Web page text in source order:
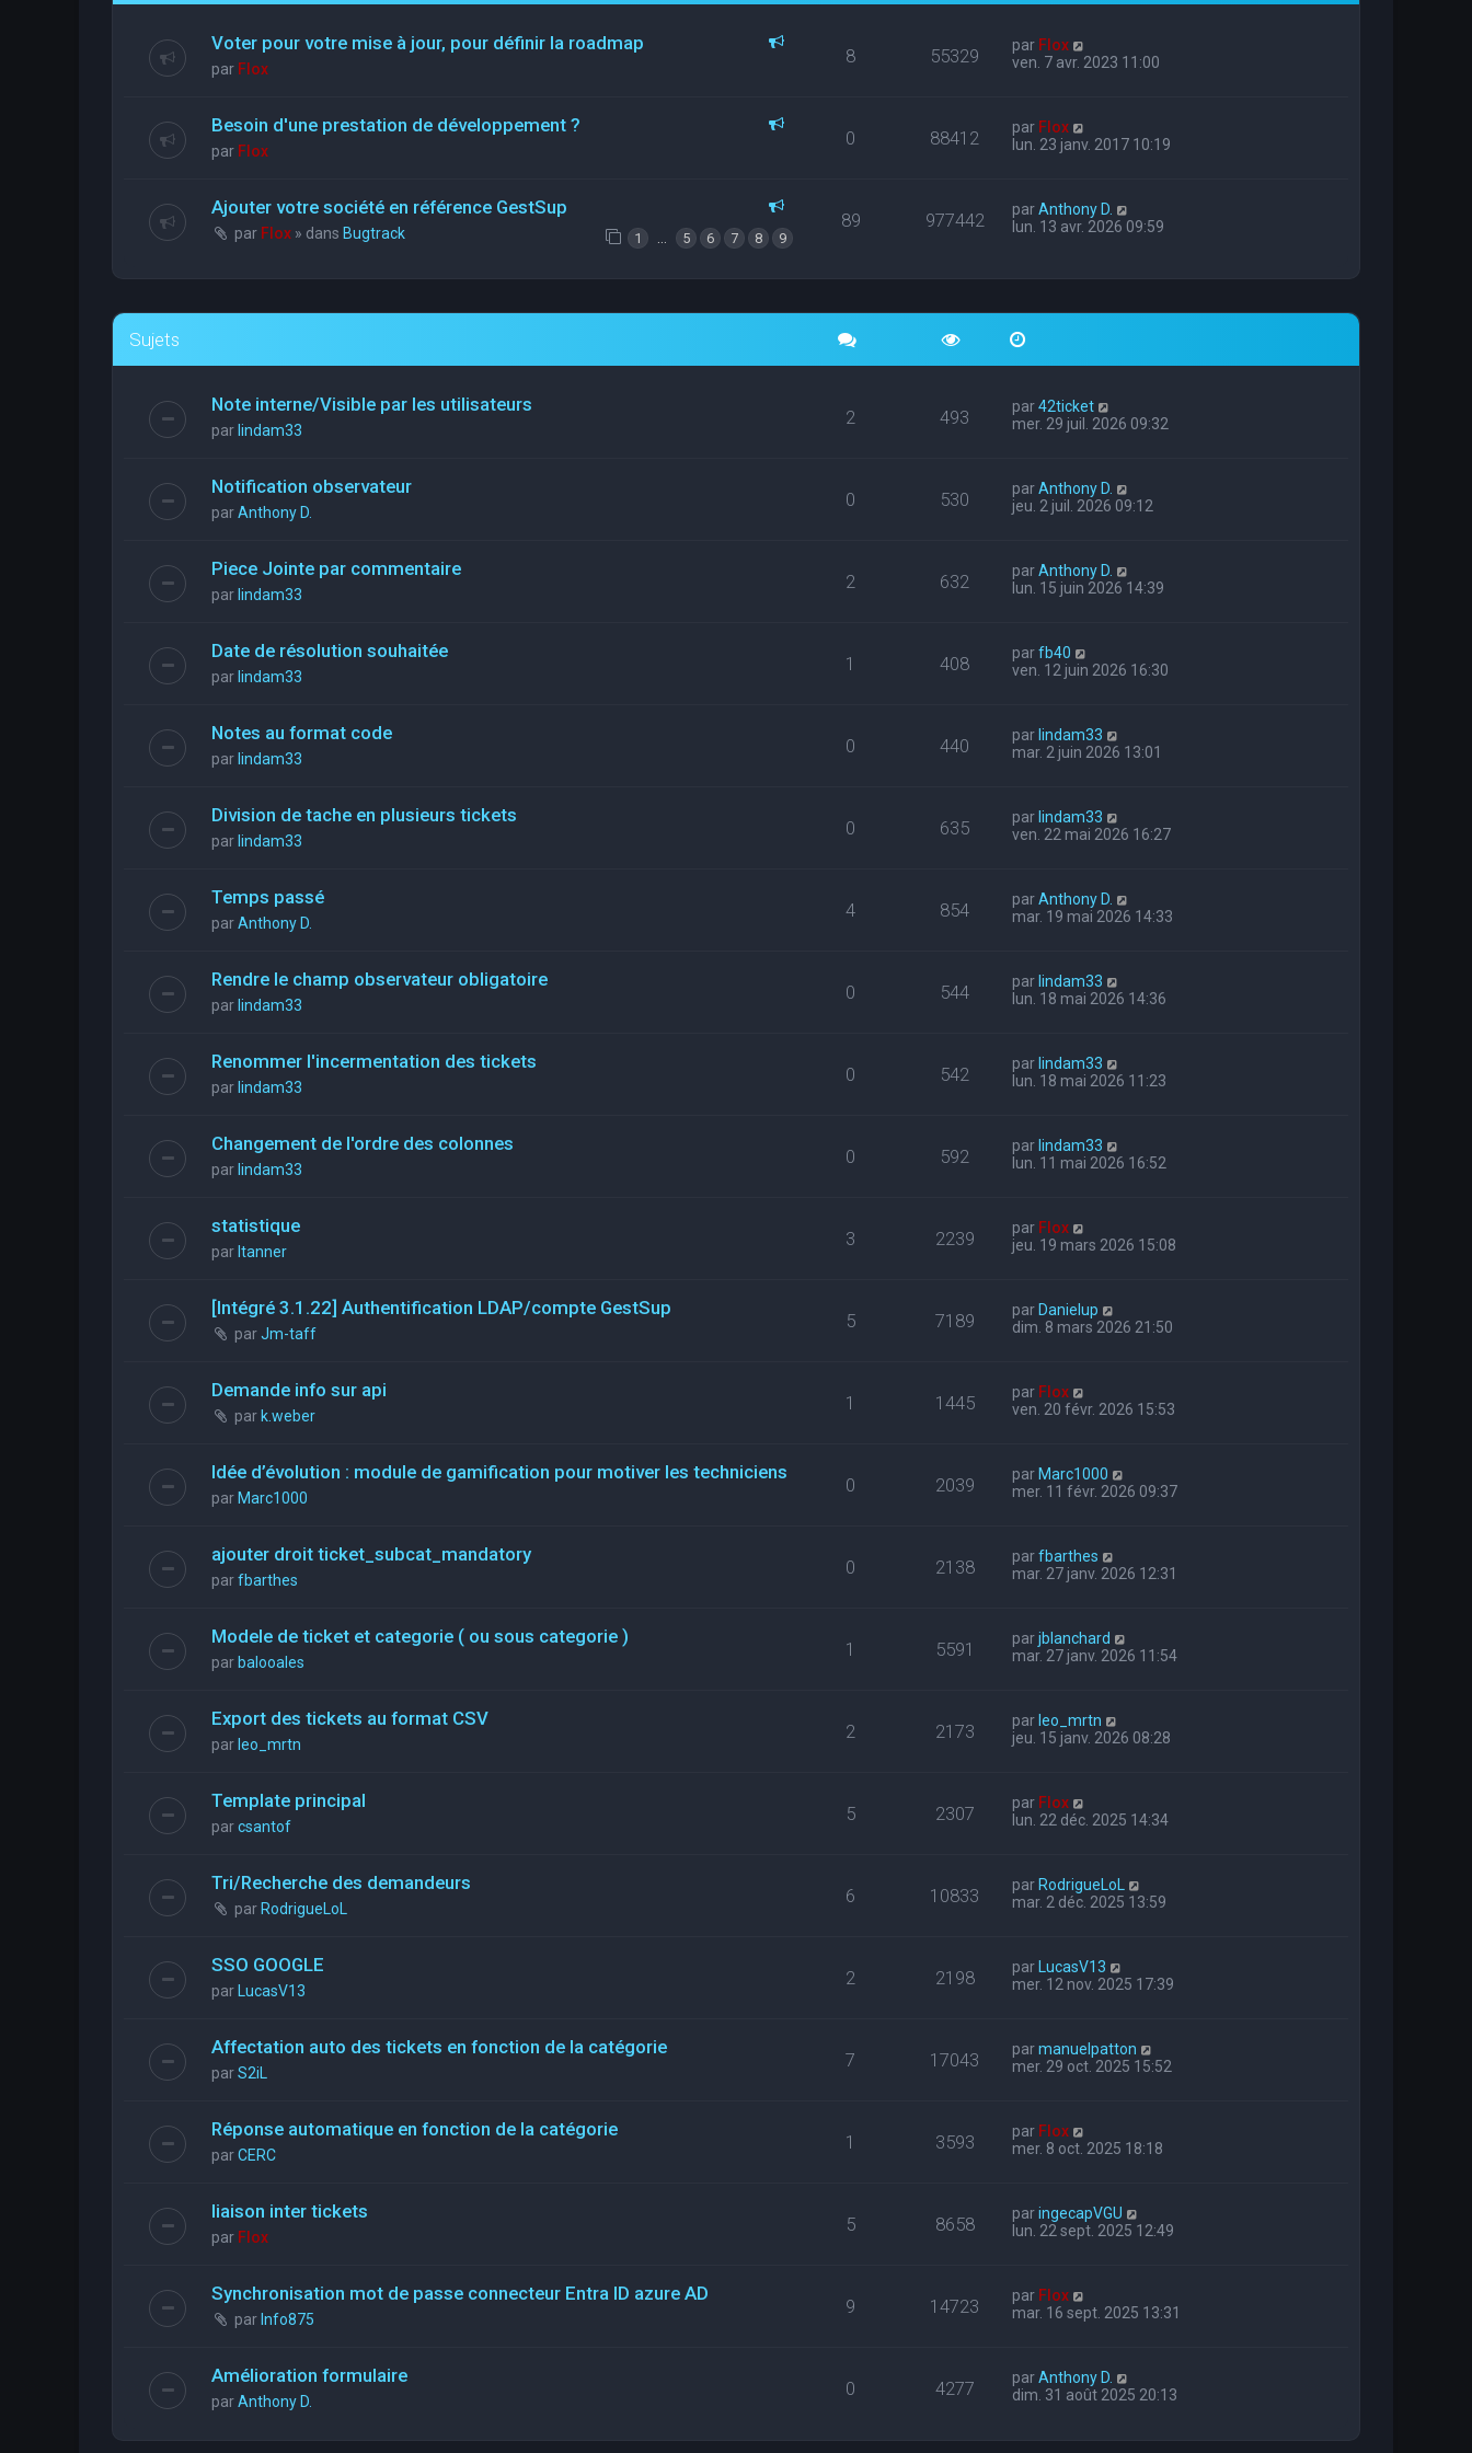
Voter pour votre mise à jour, pour définir la roadmap
par Flox
8 55329 par Flox
ven. 7 avr. 2023 11:00
Besoin d'une prestation de développement ?
par Flox
0 88412 par Flox
lun. 23 janv. 2017 10:19
Ajouter votre société en référence GestSup
par Flox » dans Bugtrack 1 5 6 7 8 9
89 977442 parAnthony D.
lun. 13 avr. 2026 09:59
Sujets
Note interne/Visible par les utilisateurs
par lindam33
2 493 par42ticket
mer. 29 juil. 2026 09:32
Notification observateur
parAnthony D.
0 530 parAnthony D.
jeu. 2 juil. 2026 09:12
Piece Jointe par commentaire
par lindam33
2 632 parAnthony D.
lun. 15 juin 2026 14:39
Date de résolution souhaitée
par lindam33
1 408 parfb40
ven. 12 juin 2026 16:30
Notes au format code
par lindam33
0 440 par lindam33
mar. 2 juin 2026 13:01
Division de tache en plusieurs tickets
par lindam33
0 635 par lindam33
ven. 22 mai 2026 16:27
Temps passé
parAnthony D.
4 854 parAnthony D.
mar. 19 mai 2026 14:33
Rendre le champ observateur obligatoire
par lindam33
0 544 par lindam33
lun. 18 mai 2026 14:36
Renommer l'incermentation des tickets
par lindam33
0 542 par lindam33
lun. 18 mai 2026 11:23
Changement de l'ordre des colonnes
par lindam33
0 592 par lindam33
lun. 11 mai 2026 16:52
statistique
par ltanner
3 2239 par Flox
jeu. 19 mars 2026 15:08
[Intégré 3.1.22] Authentification LDAP/compte GestSup
parJm-taff
5 7189 par Danielup
dim. 8 mars 2026 21:50
Demande info sur api
par k.weber
1 1445 par Flox
ven. 20 févr. 2026 15:53
Idée d’évolution : module de gamification pour motiver les techniciens
par Marc1000
0 2039 par Marc1000
mer. 11 févr. 2026 09:37
ajouter droit ticket_subcat_mandatory
parfbarthes
0 2138 parfbarthes
mar. 27 janv. 2026 12:31
Modele de ticket et categorie ( ou sous categorie )
par balooales
1 5591 parjblanchard
mar. 27 janv. 2026 11:54
Export des tickets au format CSV
par leo_mrtn
2 2173 par leo_mrtn
jeu. 15 janv. 2026 08:28
Template principal
parcsantof
5 2307 par Flox
lun. 22 déc. 2025 14:34
Tri/Recherche des demandeurs
par RodrigueLoL
6 10833 par RodrigueLoL
mar. 2 déc. 2025 13:59
SSO GOOGLE
par LucasV13
2 2198 par
LucasV13
mer. 12 nov. 2025 17:39
Affectation auto des tickets en fonction de la catégorie
parS2iL
7 17043 parmanuelpatton
mer. 29 oct. 2025 15:52
Réponse automatique en fonction de la catégorie
parCERC
1 3593 par Flox
mer. 8 oct. 2025 18:18
liaison inter tickets
par Flox
5 8658 paringecapVGU
lun. 22 sept. 2025 12:49
Synchronisation mot de passe connecteur Entra ID azure AD
par Info875
9 14723 par Flox
mar. 16 sept. 2025 13:31
Amélioration formulaire
parAnthony D.
0 4277 parAnthony D.
dim. 31 août 2025 20:13